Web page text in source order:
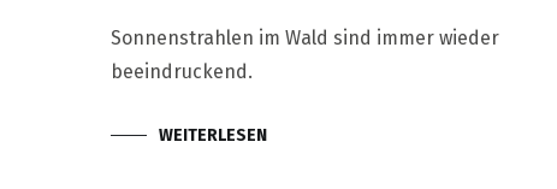
Sonnenstrahlen im Wald sind immer wieder
beeindruckend.
WEITERLESEN